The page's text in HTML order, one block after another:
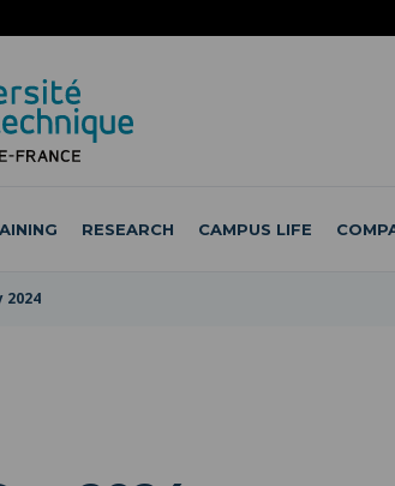
RESEARCH CAMPUS LIFE
2024